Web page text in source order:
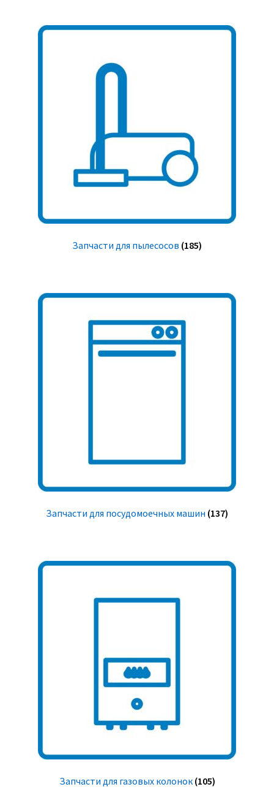
Запчасти для пылесосов (185)
Запчасти для посудомоечных машин (137)
Запчасти для газовых колонок (105)